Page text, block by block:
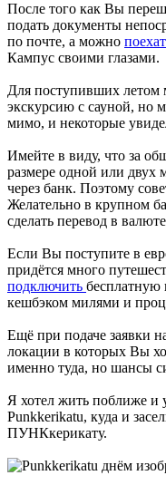
После того как Вы
подать документы
по почте, а можно
Кампус своими глазами.
Для поступивших летом
экскурсию с сауной, но
мимо, и некоторые
Имейте в виду, что за
размере одной или двух
через банк. Поэтому
Желательно в крупном
сделать перевод в
Если Вы поступите в
придётся много
подключить бесплатную
кешбэком милями и
Ещё при подаче заявки
локации в которых Вы
именно туда, но шансы
Я хотел жить поближе и
Punkkerikatu, куда и
ПУНКкерикату.